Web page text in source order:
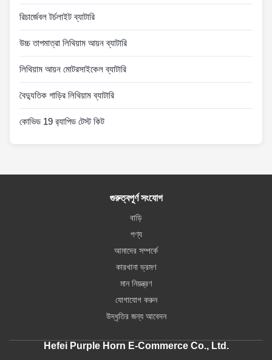
রিচার্জেবল টর্চলাইট ব্যাটারি
উচ্চ তাপমাত্রা লিথিয়াম আয়ন ব্যাটারি
লিথিয়াম আয়ন মোটরসাইকেল ব্যাটারি
বৈদ্যুতিক গাড়ির লিথিয়াম ব্যাটারি
কোভিড 19 র‍্যাপিড টেস্ট কিট
গুরুত্বপূর্ণ সংযোগ
বাড়ি
পণ্য
আমাদের সম্পর্কে
কারখানা ভ্রমণ
মান নিয়ন্ত্রণ
যোগাযোগ করুন
উদ্ধৃতির জন্য আবেদন
Hefei Purple Horn E-Commerce Co., Ltd.